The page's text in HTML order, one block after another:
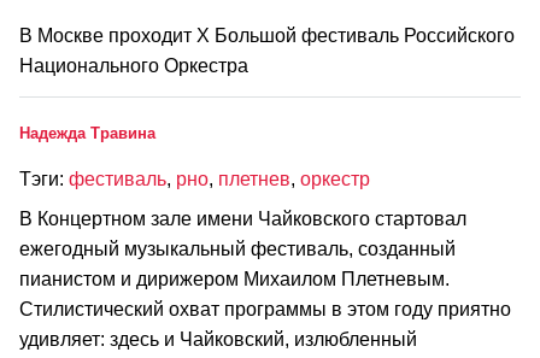
В Москве проходит X Большой фестиваль Российского
Национального Оркестра
Надежда Травина
Тэги: фестиваль, рно, плетнев, оркестр
В Концертном зале имени Чайковского стартовал
ежегодный музыкальный фестиваль, созданный
пианистом и дирижером Михаилом Плетневым.
Стилистический охват программы в этом году приятно
удивляет: здесь и Чайковский, излюбленный